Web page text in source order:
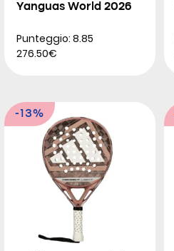
Yanguas World 2026
Punteggio: 8.85
276.50€
-13%